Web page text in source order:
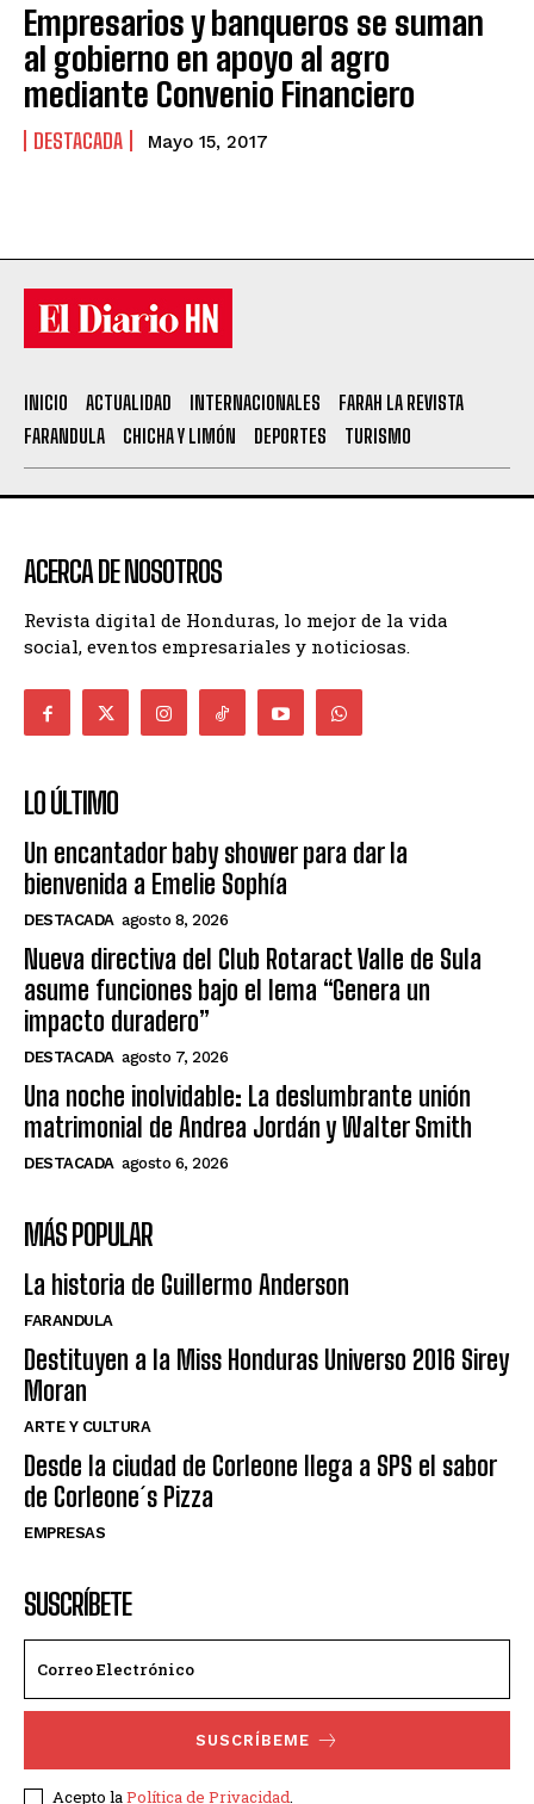
⁠⁠⁠Empresarios y banqueros se suman
al gobierno en apoyo al agro
mediante Convenio Financiero
DESTACADA Mayo 15, 2017
INICIO ACTUALIDAD INTERNACIONALES
FARAH LA REVISTA
FARANDULA
CHICHA Y LIMÓN DEPORTES TURISMO
ACERCA DE NOSOTROS
Revista digital de Honduras, lo mejor de la vida
social, eventos empresariales y noticiosas.
LO ÚLTIMO
Un encantador baby shower para dar la
bienvenida a Emelie Sophía
DESTACADA agosto 8, 2026
Nueva directiva del Club Rotaract Valle de Sula
asume funciones bajo el lema “Genera un
impacto duradero”
DESTACADA agosto 7, 2026
Una noche inolvidable: La deslumbrante unión
matrimonial de Andrea Jordán y Walter Smith
DESTACADA agosto 6, 2026
MÁS POPULAR
La historia de Guillermo Anderson
FARANDULA
Destituyen a la Miss Honduras Universo 2016 Sirey
Moran
ARTE Y CULTURA
Desde la ciudad de Corleone llega a SPS el sabor
de Corleone´s Pizza
EMPRESAS
SUSCRÍBETE
SUSCRÍBEME
Acepto laPolítica de Privacidad.